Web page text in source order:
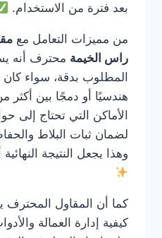
بعد فترة من الاستخدام.
من مميزات التعامل مع
راس الخيمة محترف أنه
المطلوب بدقة، سواء
هندسيًا أو دمجًا بين أكثر
الأماكن التي تحتاج إلى
لضمان ثبات البلاط
وهذا يجعل النتيجة النهائية
كما أن المقاول المحترف
كيفية إدارة العمالة